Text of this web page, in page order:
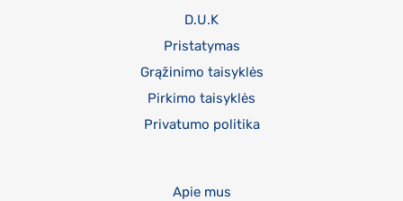
D.U.K
Pristatymas
Grąžinimo taisyklės
Pirkimo taisyklės
Privatumo politika
Apie mus